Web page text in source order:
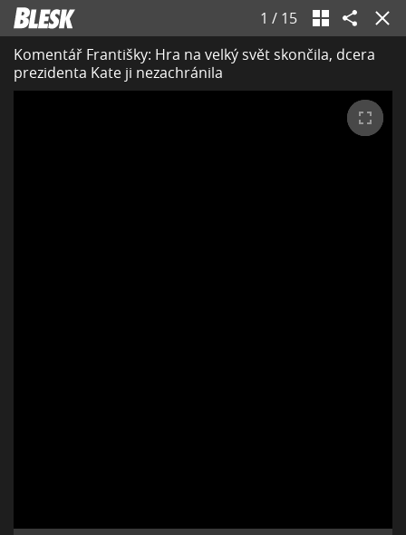
1 / 15
Komentář Františky: Hra na velký svět skončila, dcera
prezidenta Kate ji nezachránila